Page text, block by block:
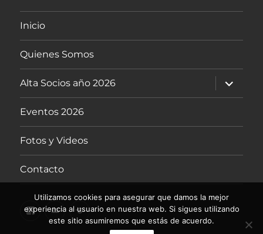
Inicio
Quienes Somos
Alta Socios año 2026
expande
el
menú
Eventos 2026
Fotos y Videos
Contacto
FacebookContactemos
Vespapuertos
8
Utilizamos cookies para asegurar que damos la mejor
experiencia al usuario en nuestra web. Si sigues utilizando
este sitio asumiremos que estás de acuerdo.